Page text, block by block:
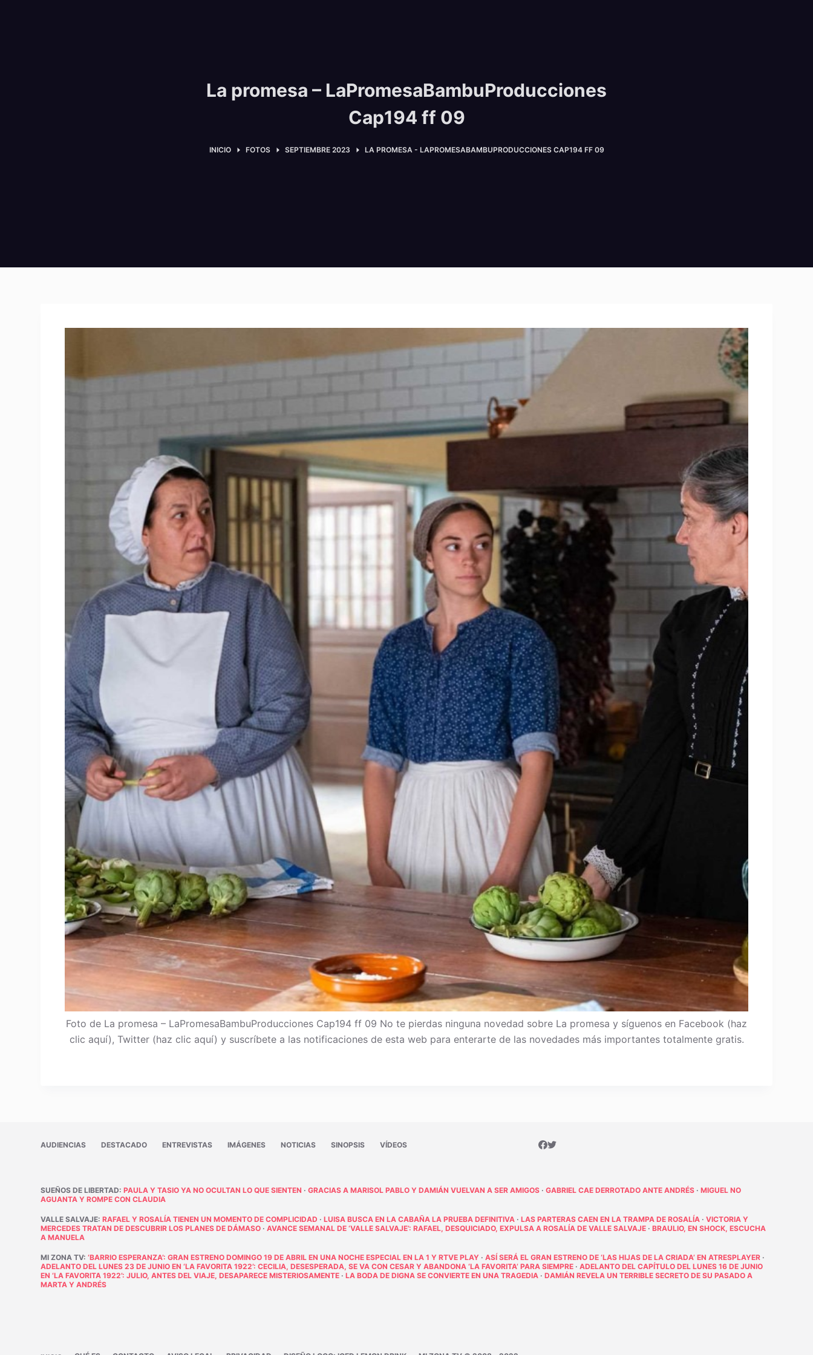
La promesa – LaPromesaBambuProducciones
Cap194 ff 09
INICIO FOTOS SEPTIEMBRE 2023 LA PROMESA - LAPROMESABAMBUPRODUCCIONES CAP194 FF 09
Foto de La promesa – LaPromesaBambuProducciones Cap194 ff 09 No te pierdas ninguna novedad sobre La promesa y síguenos en Facebook (haz
clic aquí), Twitter (haz clic aquí) y suscríbete a las notificaciones de esta web para enterarte de las novedades más importantes totalmente gratis.
AUDIENCIAS DESTACADO ENTREVISTAS IMÁGENES NOTICIAS SINOPSIS VÍDEOS
SUEÑOS DE LIBERTAD:PAULA Y TASIO YA NO OCULTAN LO QUE SIENTEN ·GRACIAS A MARISOL PABLO Y DAMIÁN VUELVAN A SER AMIGOS ·GABRIEL CAE DERROTADO ANTE ANDRÉS ·MIGUEL NO
AGUANTA Y ROMPE CON CLAUDIA
VALLE SALVAJE:RAFAEL Y ROSALÍA TIENEN UN MOMENTO DE COMPLICIDAD ·LUISA BUSCA EN LA CABAÑA LA PRUEBA DEFINITIVA ·LAS PARTERAS CAEN EN LA TRAMPA DE ROSALÍA ·VICTORIA Y
MERCEDES TRATAN DE DESCUBRIR LOS PLANES DE DÁMASO ·AVANCE SEMANAL DE ‘VALLE SALVAJE’: RAFAEL, DESQUICIADO, EXPULSA A ROSALÍA DE VALLE SALVAJE ·BRAULIO, EN SHOCK, ESCUCHA
A MANUELA
MI ZONA TV:‘BARRIO ESPERANZA’: GRAN ESTRENO DOMINGO 19 DE ABRIL EN UNA NOCHE ESPECIAL EN LA 1 Y RTVE PLAY ·ASÍ SERÁ EL GRAN ESTRENO DE ‘LAS HIJAS DE LA CRIADA’ EN ATRESPLAYER ·
ADELANTO DEL LUNES 23 DE JUNIO EN ‘LA FAVORITA 1922’: CECILIA, DESESPERADA, SE VA CON CESAR Y ABANDONA ‘LA FAVORITA’ PARA SIEMPRE ·ADELANTO DEL CAPÍTULO DEL LUNES 16 DE JUNIO
EN ‘LA FAVORITA 1922’: JULIO, ANTES DEL VIAJE, DESAPARECE MISTERIOSAMENTE ·LA BODA DE DIGNA SE CONVIERTE EN UNA TRAGEDIA ·DAMIÁN REVELA UN TERRIBLE SECRETO DE SU PASADO A
MARTA Y ANDRÉS